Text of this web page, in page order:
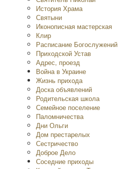
История Храма
Святыни
Иконописная мастерская
Клир
Расписание Богослужений
Приходской Устав
Адрес, проезд
Война в Украине
Жизнь прихода
Доска объявлений
Родительская школа
Семейное поселение
Паломничества
Дни Ольги
Дом престарелых
Сестричество
Доброе Дело
Соседние приходы